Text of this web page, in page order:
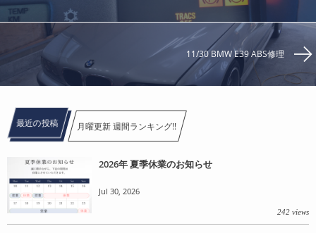
11/30 BMW E39 ABS修理
最近の投稿 月曜更新 週間ランキング!!
2026年 夏季休業のお知らせ
Jul 30, 2026
242 views